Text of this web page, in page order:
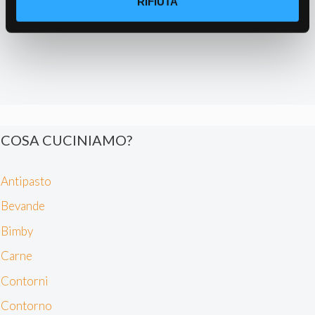
cookie e/o altri strumenti di tracciamento, per
memorizzare e accedere alle informazioni sul tuo
contenuti personalizzati, valutare pubblicità e contenuti,
analizzare gli utenti e sviluppare il prodotto. Puoi
Approfondisci come vengono elaborati i tuoi dati personali
e imposta le tue preferenze nella sezione dettagli. Puoi
COSA CUCINIAMO?
Antipasto
Bevande
Bimby
Carne
Contorni
Contorno